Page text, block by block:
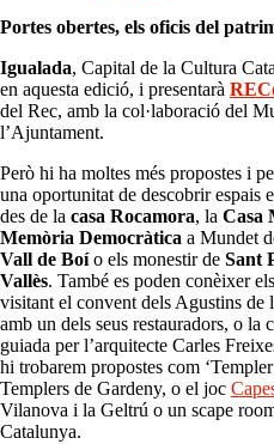
Portes obertes, els oficis del
Igualada, Capital de la Cultura
en aquesta edició, i presentarà
del Rec, amb la col·laboració del
l’Ajuntament.
Però hi ha moltes més propostes i
una oportunitat de descobrir espais
des de la casa Rocamora, la Casa
Memòria Democràtica a Mundet
Vall de Boío els monestir de Sant
Vallès. També es poden conèixer els
visitant el convent dels Agustins
amb un dels seus restauradors, o la
guiada per l’arquitecte Carles
hi trobarem propostes com
Templers de Gardeny, o el joc
Vilanova i la Geltrú o un scape
Catalunya.